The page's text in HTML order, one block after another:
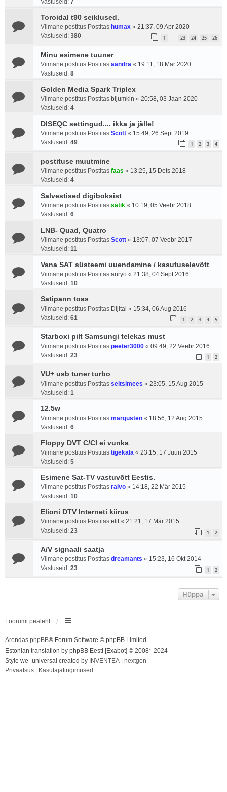
Vastuseid: 7
Toroidal t90 seiklused.
Viimane postitus Postitas humax « 21:37, 09 Apr 2020
Vastuseid: 380 1 23 24 25 26
Minu esimene tuuner
Viimane postitus Postitas aandra « 19:11, 18 Mär 2020
Vastuseid: 8
Golden Media Spark Triplex
Viimane postitus Postitas bljumkin « 20:58, 03 Jaan 2020
Vastuseid: 4
DISEQC settingud.... ikka ja jälle!
Viimane postitus Postitas Scott « 15:49, 26 Sept 2019
Vastuseid: 49 1 2 3 4
postituse muutmine
Viimane postitus Postitas faas « 13:25, 15 Dets 2018
Vastuseid: 4
Salvestised digiboksist
Viimane postitus Postitas satik « 10:19, 05 Veebr 2018
Vastuseid: 6
LNB- Quad, Quatro
Viimane postitus Postitas Scott « 13:07, 07 Veebr 2017
Vastuseid: 11
Vana SAT süsteemi uuendamine / kasutuselevõtt
Viimane postitus Postitas anryo « 21:38, 04 Sept 2016
Vastuseid: 10
Satipann toas
Viimane postitus Postitas Dijital « 15:34, 06 Aug 2016
Vastuseid: 61 1 2 3 4 5
Starboxi pilt Samsungi telekas must
Viimane postitus Postitas peeter3000 « 09:49, 22 Veebr 2016
Vastuseid: 23 1 2
VU+ usb tuner turbo
Viimane postitus Postitas seltsimees « 23:05, 15 Aug 2015
Vastuseid: 1
12.5w
Viimane postitus Postitas margusten « 18:56, 12 Aug 2015
Vastuseid: 6
Floppy DVT C/CI ei vunka
Viimane postitus Postitas tigekala « 23:15, 17 Juun 2015
Vastuseid: 5
Esimene Sat-TV vastuvõtt Eestis.
Viimane postitus Postitas raivo « 14:18, 22 Mär 2015
Vastuseid: 10
Elioni DTV Interneti kiirus
Viimane postitus Postitas elit« 21:21, 17 Mär 2015
Vastuseid: 23 1 2
A/V signaali saatja
Viimane postitus Postitas dreamants « 15:23, 16 Okt 2014
Vastuseid: 23 1 2
Hüppa
Foorumi pealeht
Arendas phpBB® Forum Software © phpBB Limited
Estonian translation by phpBB Eesti [Exabot] © 2008*-2024
Style we_universal created by INVENTEA
nextgen
Privaatsus
Kasutajatingimused